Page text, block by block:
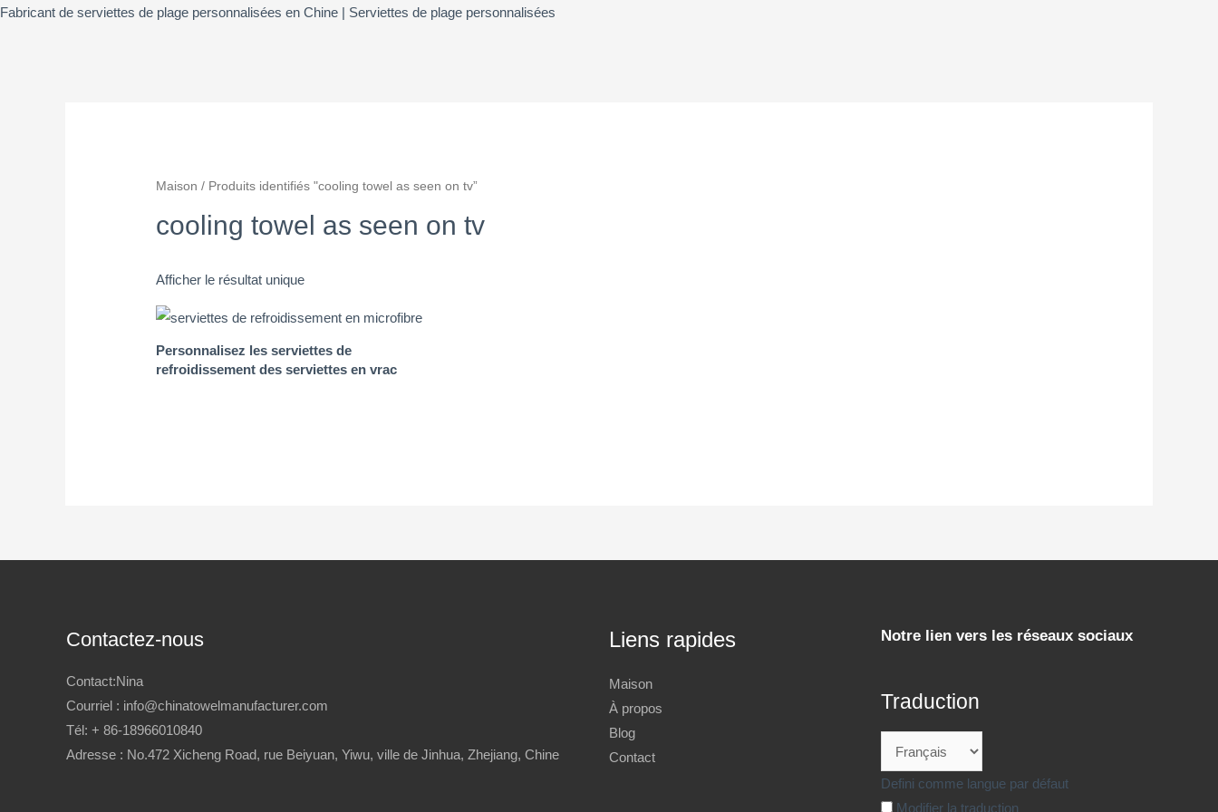
Fabricant de serviettes de plage personnalisées en Chine | Serviettes de plage personnalisées
Maison / Produits identifiés "cooling towel as seen on tv”
cooling towel as seen on tv
Afficher le résultat unique
Personnalisez les serviettes de
refroidissement des serviettes en vrac
Contactez-nous
Contact:Nina
Courriel : info@chinatowelmanufacturer.com
Tél: + 86-18966010840
Adresse : No.472 Xicheng Road, rue Beiyuan, Yiwu, ville de Jinhua, Zhejiang, Chine
Liens rapides
Maison
À propos
Blog
Contact
Notre lien vers les réseaux sociaux
Traduction
Defini comme langue par défaut
Modifier la traduction